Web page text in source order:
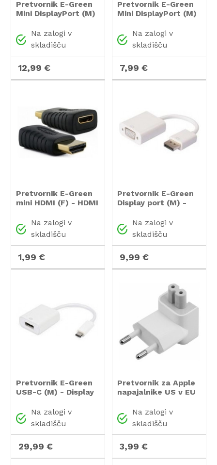
Pretvornik E-Green
Mini DisplayPort (M)
Na zalogi v
skladišču
12,99 €
Pretvornik E-Green
Mini DisplayPort (M)
Na zalogi v
skladišču
7,99 €
Pretvornik E-Green
mini HDMI (F) - HDMI
Na zalogi v
skladišču
1,99 €
Pretvornik E-Green
Display port (M) -
Na zalogi v
skladišču
9,99 €
Pretvornik E-Green
USB-C (M) - Display
Na zalogi v
skladišču
29,99 €
Pretvornik za Apple
napajalnike US v EU
Na zalogi v
skladišču
3,99 €